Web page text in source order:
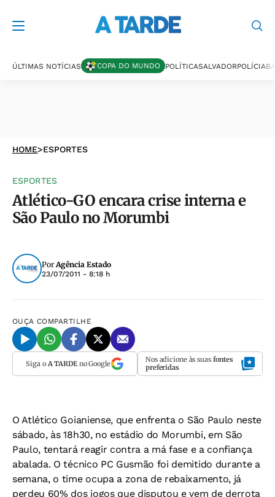
ÚLTIMAS NOTÍCIAS COPA DO MUNDO POLÍTICASALVADORPOLÍCIA
HOME>ESPORTES
ESPORTES
Atlético-GO encara crise interna e
São Paulo no Morumbi
PorAgência Estado
23/07/2011 - 8:18 h
OUÇA COMPARTILHE
Siga o A TARDEno Google Nos adicione às suas fontes
preferidas
O Atlético Goianiense, que enfrenta o São Paulo neste
sábado, às 18h30, no estádio do Morumbi, em São
Paulo, tentará reagir contra a má fase e a confiança
abalada. O técnico PC Gusmão foi demitido durante a
semana, o time ocupa a zona de rebaixamento, já
perdeu 60% dos jogos que disputou e vem de derrota